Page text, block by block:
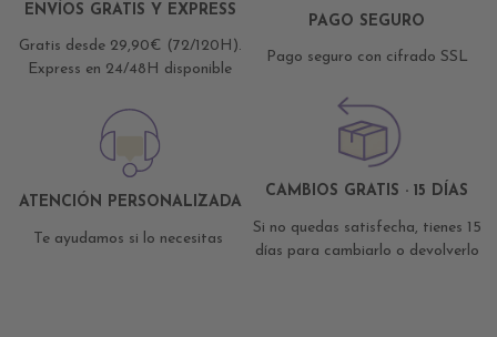
ENVÍOS GRATIS Y EXPRESS
Gratis desde 29,90€ (72/120H).
Express en 24/48H disponible
PAGO SEGURO
Pago seguro con cifrado SSL
ATENCIÓN PERSONALIZADA
Te ayudamos si lo necesitas
CAMBIOS GRATIS · 15 DÍAS
Si no quedas satisfecha, tienes 15
días para cambiarlo o devolverlo